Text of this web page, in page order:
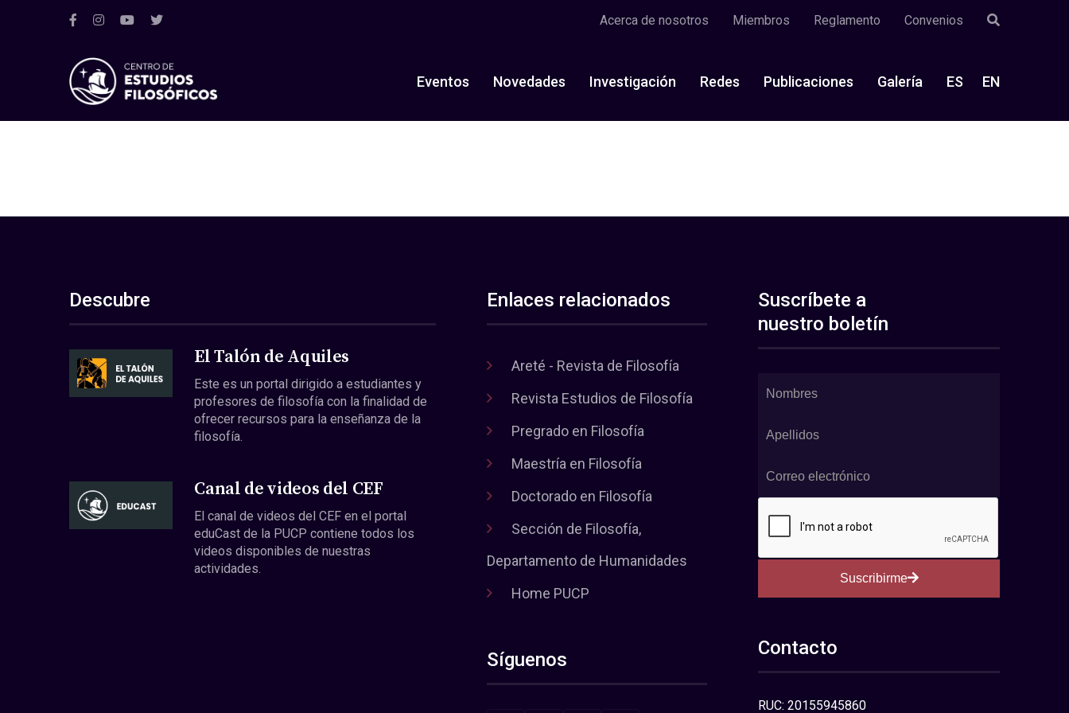
Acerca de nosotros Miembros Reglamento Convenios
Eventos Novedades Investigación Redes Publicaciones Galería ES EN
Descubre
El Talón de Aquiles
Este es un portal dirigido a estudiantes y
profesores de filosofía con la finalidad de
ofrecer recursos para la enseñanza de la
filosofía.
Canal de videos del CEF
El canal de videos del CEF en el portal
eduCast de la PUCP contiene todos los
videos disponibles de nuestras
actividades.
Enlaces relacionados
Areté - Revista de Filosofía
Revista Estudios de Filosofía
Pregrado en Filosofía
Maestría en Filosofía
Doctorado en Filosofía
Sección de Filosofía,
Departamento de Humanidades
Home PUCP
Síguenos
Suscríbete a
nuestro boletín
Suscribirme
Contacto
RUC: 20155945860